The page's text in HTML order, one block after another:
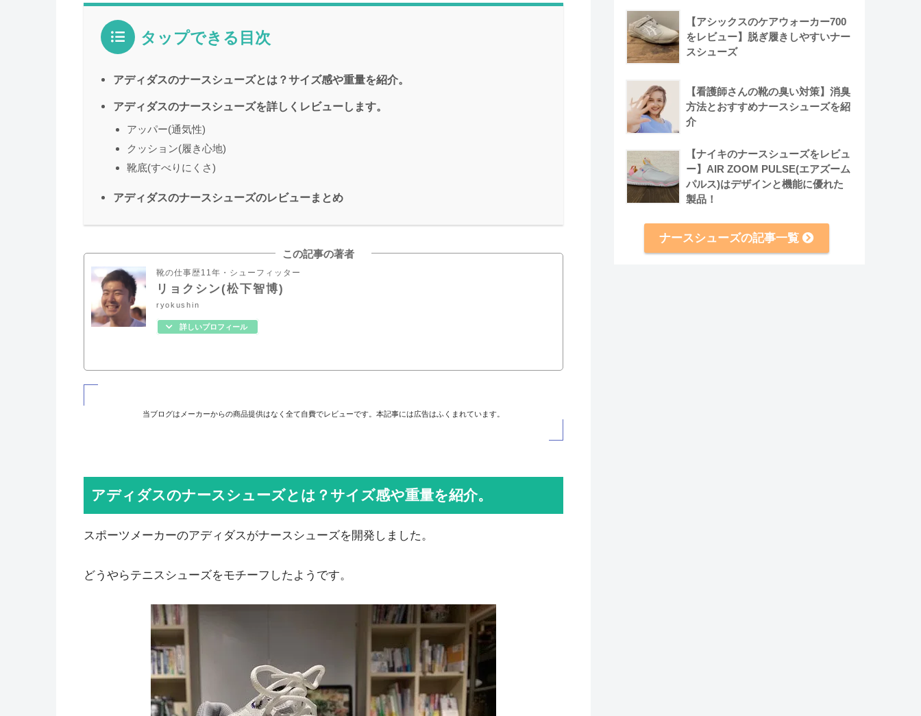
タップできる目次
アディダスのナースシューズとは？サイズ感や重量を紹介。
アディダスのナースシューズを詳しくレビューします。
アッパー(通気性)
クッション(履き心地)
靴底(すべりにくさ)
アディダスのナースシューズのレビューまとめ
この記事の著者
靴の仕事歴11年・シューフィッター
リョクシン(松下智博)
ryokushin
詳しいプロフィール
当ブログはメーカーからの商品提供はなく全て自費でレビューです。本記事には広告はふくまれています。
アディダスのナースシューズとは？サイズ感や重量を紹介。
スポーツメーカーのアディダスがナースシューズを開発しました。
どうやらテニスシューズをモチーフしたようです。
【アシックスのケアウォーカー700
をレビュー】脱ぎ履きしやすいナー
スシューズ
【看護師さんの靴の臭い対策】消臭
方法とおすすめナースシューズを紹
介
【ナイキのナースシューズをレビュ
ー】AIR ZOOM PULSE(エアズーム
パルス)はデザインと機能に優れた
製品！
ナースシューズの記事一覧